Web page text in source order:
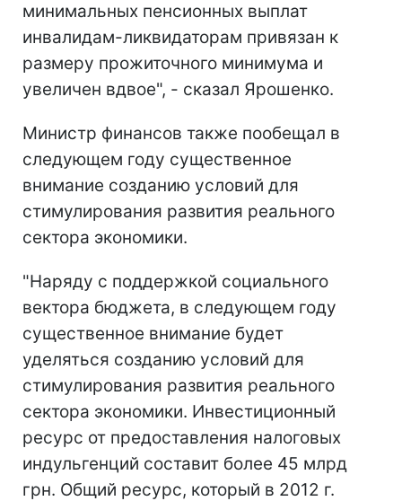
минимальных пенсионных выплат
инвалидам-ликвидаторам привязан к
размеру прожиточного минимума и
увеличен вдвое", - сказал Ярошенко.
Министр финансов также пообещал в
следующем году существенное
внимание созданию условий для
стимулирования развития реального
сектора экономики.
"Наряду с поддержкой социального
вектора бюджета, в следующем году
существенное внимание будет
уделяться созданию условий для
стимулирования развития реального
сектора экономики. Инвестиционный
ресурс от предоставления налоговых
индульгенций составит более 45 млрд
грн. Общий ресурс, который в 2012 г.